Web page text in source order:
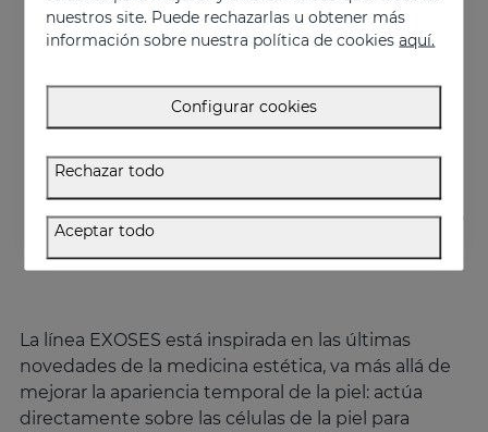
Añadir
EXOSES Anti-Aging Eye And Lip Contour
Exosomas para el contorno de ojos
La línea EXOSES está inspirada en las últimas
novedades de la medicina estética, va más allá de
mejorar la apariencia temporal de la piel: actúa
directamente sobre las células de la piel para
nuestros site. Puede rechazarlas u obtener más
información sobre nuestra política de cookiesaquí.
Configurar cookies
Rechazar todo
Aceptar todo